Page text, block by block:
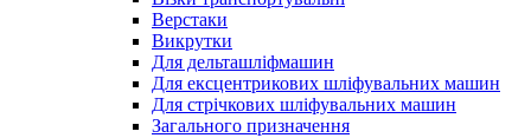
Верстаки
Викрутки
Для дельташліфмашин
Для ексцентрикових шліфувальних машин
Для стрічкових шліфувальних машин
Загального призначення